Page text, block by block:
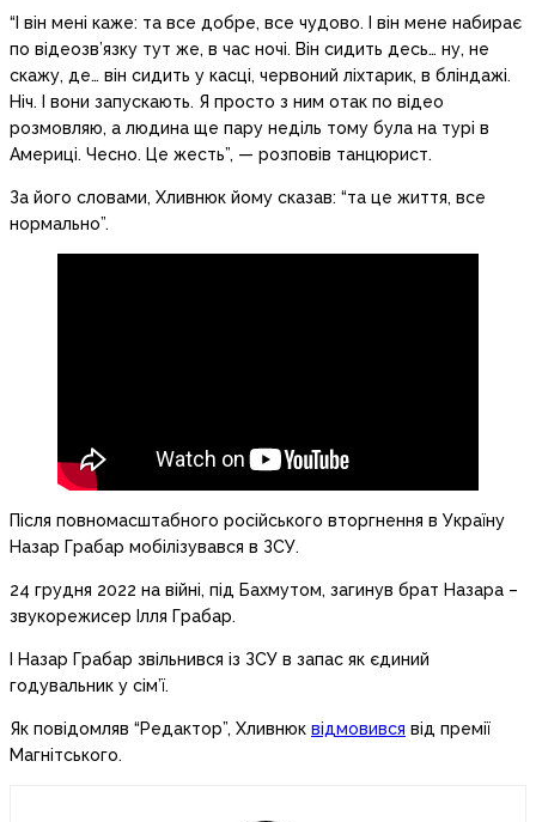
“І він мені каже: та все добре, все чудово. І він мене набирає
по відеозв’язку тут же, в час ночі. Він сидить десь… ну, не
скажу, де… він сидить у касці, червоний ліхтарик, в бліндажі.
Ніч. І вони запускають. Я просто з ним отак по відео
розмовляю, а людина ще пару неділь тому була на турі в
Америці. Чесно. Це жесть”, — розповів танцюрист.
За його словами, Хливнюк йому сказав: “та це життя, все
нормально”.
Після повномасштабного російського вторгнення в Україну
Назар Грабар мобілізувався в ЗСУ.
24 грудня 2022 на війні, під Бахмутом, загинув брат Назара –
звукорежисер Ілля Грабар.
І Назар Грабар звільнився із ЗСУ в запас як єдиний
годувальник у сім’ї.
Як повідомляв “Редактор”, Хливнюк відмовився від премії
Магнітського.